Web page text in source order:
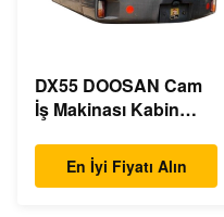
DX55 DOOSAN Cam
İş Makinası Kabin
En İyi Fiyatı Alın